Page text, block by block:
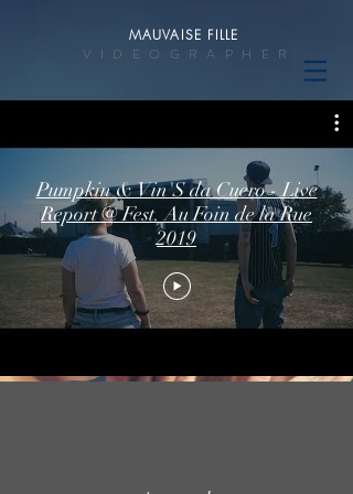
MAUVAISE FILLE
VIDEOGRAPHER
Pumpkin & Vin'S da Cuero - Live
Report @ Fest. Au Foin de la Rue
2019